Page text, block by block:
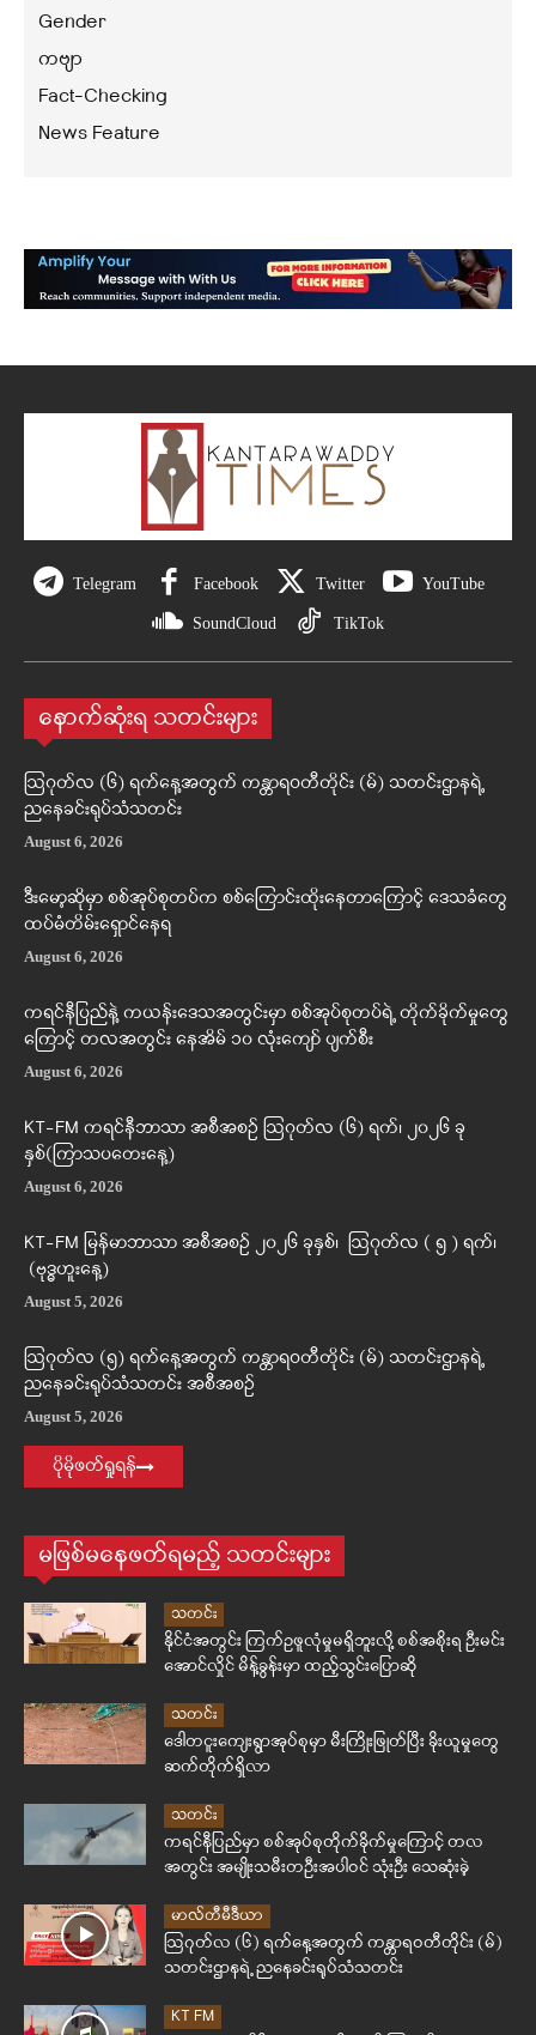
Gender
ကဗျာ
Fact-Checking
News Feature
Telegram Facebook Twitter YouTube
SoundCloud TikTok
နောက်ဆုံးရ သတင်းများ
ဩဂုတ်လ (၆) ရက်နေ့အတွက် ကန္တာရဝတီတိုင်း (မ်) သတင်းဌာနရဲ့
ညနေခင်းရုပ်သံသတင်း
August 6, 2026
ဒီးမော့ဆိုမှာ စစ်အုပ်စုတပ်က စစ်ကြောင်းထိုးနေတာကြောင့် ဒေသခံတွေ
ထပ်မံတိမ်းရှောင်နေရ
August 6, 2026
ကရင်နီပြည်နဲ့ ကယန်းဒေသအတွင်းမှာ စစ်အုပ်စုတပ်ရဲ့ တိုက်ခိုက်မှုတွေ
ကြောင့် တလအတွင်း နေအိမ် ၁၀ လုံးကျော် ပျက်စီး
August 6, 2026
KT-FM ကရင်နီဘာသာ အစီအစဉ် ဩဂုတ်လ (၆) ရက်၊ ၂၀၂၆ ခု
နှစ်(ကြာသပတေးနေ့)
August 6, 2026
KT-FM မြန်မာဘာသာ အစီအစဉ် ၂၀၂၆ ခုနှစ်၊ ဩဂုတ်လ ( ၅ ) ရက်၊
(ဗုဒ္ဓဟူးနေ့)
August 5, 2026
ဩဂုတ်လ (၅) ရက်နေ့အတွက် ကန္တာရဝတီတိုင်း (မ်) သတင်းဌာနရဲ့
ညနေခင်းရုပ်သံသတင်း အစီအစဉ်
August 5, 2026
ပိုမိုဖတ်ရှုရန်
မဖြစ်မနေဖတ်ရမည့် သတင်းများ
သတင်း
နိုင်ငံအတွင်း ကြက်ဥဖူလုံမှုမရှိဘူးလို့ စစ်အစိုးရ ဦးမင်း
အောင်လှိုင် မိန့်ခွန်းမှာ ထည့်သွင်းပြောဆို
သတင်း
ဒေါတငူးကျေးရွာအုပ်စုမှာ မီးကြိုးဖြုတ်ပြီး ခိုးယူမှုတွေ
ဆက်တိုက်ရှိလာ
သတင်း
ကရင်နီပြည်မှာ စစ်အုပ်စုတိုက်ခိုက်မှုကြောင့် တလ
အတွင်း အမျိုးသမီးတဦးအပါဝင် သုံးဦး သေဆုံးခဲ့
မာလ်တီမီဒီယာ
ဩဂုတ်လ (၆) ရက်နေ့အတွက် ကန္တာရဝတီတိုင်း (မ်)
သတင်းဌာနရဲ့ ညနေခင်းရုပ်သံသတင်း
KT FM